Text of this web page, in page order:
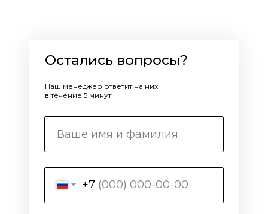
+7
Остались вопросы?
Наш менеджер ответит на них
в течение 5 минут!